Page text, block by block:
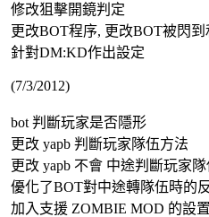
修改狙擊開鏡判定
更改BOT程序, 更改BOT被閃
針對DM:KD作出設定
(7/3/2012)
bot 判斷玩家是否隱形
更改 yapb 判斷玩家隊伍方法
更改 yapb 不會 中途判斷玩家隊
優化了BOT對中途轉隊伍時的
加入支援 ZOMBIE MOD 的設置